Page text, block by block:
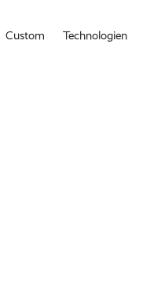
Custom Technologien